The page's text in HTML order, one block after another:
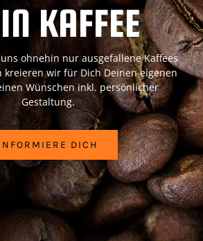
KAFFEE
ohnehin nur ausgefallene Kaffees
kreieren wir für Dich Deinen eigenen
Wünschen inkl. persönlicher
Gestaltung.
DICH